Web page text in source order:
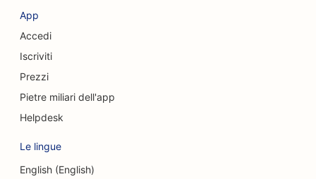
SEO per i servizi di cambio valuta
SEO per le Credit Union
SEO per le pasticcerie
SEO per le scuole di danza
App
Accedi
Iscriviti
Prezzi
Pietre miliari dell'app
Helpdesk
Le lingue
English (English)